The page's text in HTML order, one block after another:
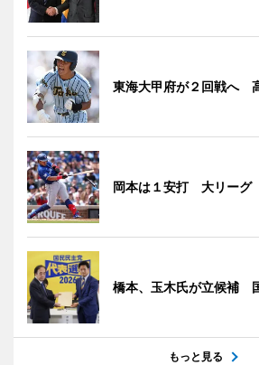
東海大甲府が２回戦へ
岡本は１安打 大リーグ
橋本、玉木氏が立候補
もっと見る